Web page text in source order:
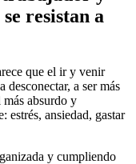
resistan a
que el ir y venir
desconectar, a ser más
absurdo y
estrés, ansiedad, gastar
y cumpliendo